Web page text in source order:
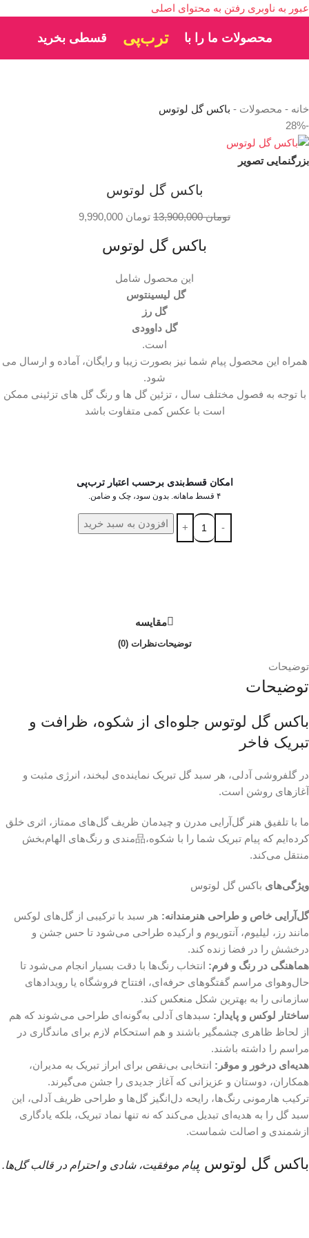
عبور به ناوبری رفتن به محتوای اصلی
محصولات ما را با دیجی‌پی قسطی بخرید
خانه - محصولات - باکس گل لوتوس
-28%
بزرگنمایی تصویر
باکس گل لوتوس
تومان13,900,000 تومان
باکس گل لوتوس
این محصول شامل
گل لیسینتوس
گل رز
گل داوودی
است.
همراه این محصول پیام شما نیز بصورت زیبا و رایگان، آماده و ارسال می
شود.
با توجه به فصول مختلف سال ، تزئین گل ها و رنگ گل های تزئینی ممکن
است با عکس کمی متفاوت باشد
امکان قسط‌بندی برحسب اعتبار ترب‌پی
۴ قسط ماهانه. بدون سود، چک و ضامن.
افزودن به سبد خرید
مقایسه
توضیحاتنظرات (0)
توضیحات
توضیحات
باکس گل لوتوس جلوه‌ای از شکوه، ظرافت و
تبریک فاخر
در گلفروشی آدلی، هر سبد گل تبریک نماینده‌ی لبخند، انرژی مثبت و
آغازهای روشن است.
ما با تلفیق هنر گل‌آرایی مدرن و چیدمان ظریف گل‌های ممتاز، اثری خلق
کرده‌ایم که پیام تبریک شما را با شکوه،品‌مندی و رنگ‌های الهام‌بخش
منتقل می‌کند.
ویژگی‌های باکس گل لوتوس
گل‌آرایی خاص و طراحی هنرمندانه: هر سبد با ترکیبی از گل‌های لوکس
مانند رز، لیلیوم، آنتوریوم و ارکیده طراحی می‌شود تا حس جشن و
درخشش را در فضا زنده کند.
هماهنگی در رنگ و فرم: انتخاب رنگ‌ها با دقت بسیار انجام می‌شود تا
حال‌و‌هوای مراسم گفتگوهای حرفه‌ای، افتتاح فروشگاه یا رویدادهای
سازمانی را به بهترین شکل منعکس کند.
ساختار لوکس و پایدار: سبدهای آدلی به‌گونه‌ای طراحی می‌شوند که هم
از لحاظ ظاهری چشمگیر باشند و هم استحکام لازم برای ماندگاری در
مراسم را داشته باشند.
هدیه‌ای درخور و موقر: انتخابی بی‌نقص برای ابراز تبریک به مدیران،
همکاران، دوستان و عزیزانی که آغاز جدیدی را جشن می‌گیرند.
ترکیب هارمونی رنگ‌ها، رایحه دل‌انگیز گل‌ها و طراحی ظریف آدلی، این
سبد گل را به هدیه‌ای تبدیل می‌کند که نه تنها نماد تبریک، بلکه یادگاری
ازشمندی و اصالت شماست.
باکس گل لوتوس پیام موفقیت، شادی و احترام در قالب گل‌ها.